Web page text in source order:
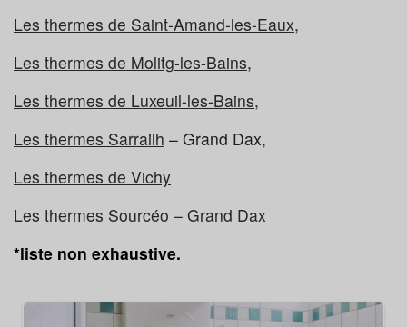
Les thermes de Saint-Amand-les-Eaux,
Les thermes de Molitg-les-Bains,
Les thermes de Luxeuil-les-Bains,
Les thermes Sarrailh – Grand Dax,
Les thermes de Vichy
Les thermes Sourcéo – Grand Dax
*liste non exhaustive.
Post cancer du sein